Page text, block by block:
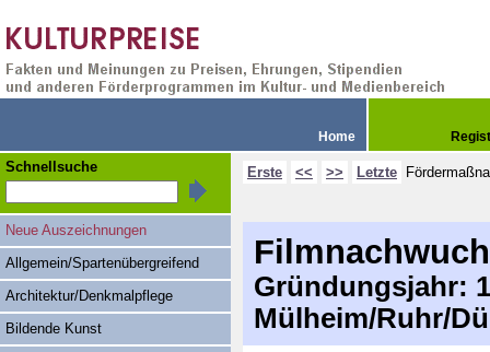
Home
Erste << >> Letzte
Gründungsjahr:
Mülheim/Ruhr/
Schnellsuche
Neue Auszeichnungen
Allgemein/Spartenübergreifend
Architektur/Denkmalpflege
Bildende Kunst